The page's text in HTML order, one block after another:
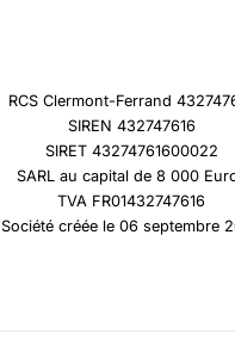
RCS Clermont-Ferrand
SIREN 432747616
SIRET 43274761600022
SARL au capital de 8 000
TVA FR01432747616
Société créée le 06 septembre